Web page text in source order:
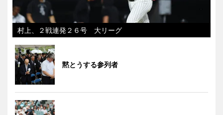
村上、２戦連発２６号 大リーグ
黙とうする参列者